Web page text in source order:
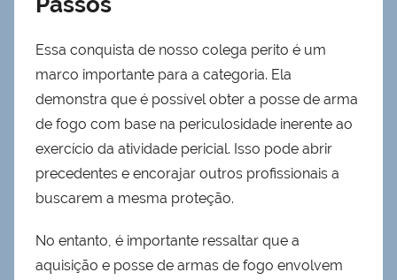
Essa conquista de nosso colega perito é um
marco importante para a categoria. Ela
demonstra que é possível obter a posse de arma
de fogo com base na periculosidade inerente ao
exercício da atividade pericial. Isso pode abrir
precedentes e encorajar outros profissionais a
buscarem a mesma proteção.
No entanto, é importante ressaltar que a
aquisição e posse de armas de fogo envolvem